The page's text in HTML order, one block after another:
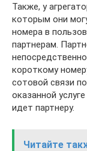
Также, у
которым они
номера в
партнерам.
короткому
сотовой связи
оказанной
идет партнеру.
Читайте